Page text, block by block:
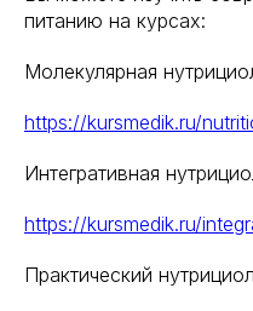
питанию на курсах:
Молекулярная
https://kursmedik.ru/
Интегративная
https://kursmedik.ru/
Практический
Новые курсы
Подготовка документов
Прохождение тестов по клиническим
рекомендациям на портале НМО
Периодическая аккредитация «под